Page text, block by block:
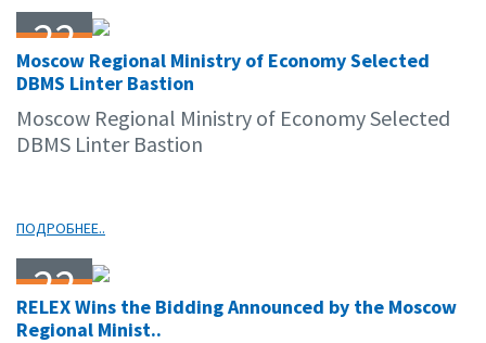
22
04.11
Moscow Regional Ministry of Economy Selected
DBMS Linter Bastion
Moscow Regional Ministry of Economy Selected
DBMS Linter Bastion
ПОДРОБНЕЕ..
22
04.11
RELEX Wins the Bidding Announced by the Moscow
Regional Minist..